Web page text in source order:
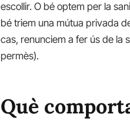
escollir. O bé optem per la
bé triem una mútua privada
cas, renunciem a fer ús de la
permès).
Què